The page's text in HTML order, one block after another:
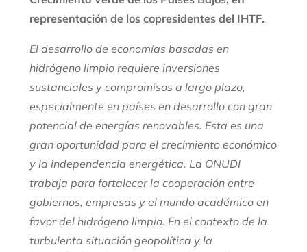
representación de los copresidentes del IHTF.
El desarrollo de economías basadas en
hidrógeno limpio requiere inversiones
sustanciales y compromisos a largo plazo,
especialmente en países en desarrollo con gran
potencial de energías renovables. Esta es una
gran oportunidad para el crecimiento económico
y la independencia energética. La ONUDI
trabaja para fortalecer la cooperación entre
gobiernos, empresas y el mundo académico en
favor del hidrógeno limpio. En el contexto de la
turbulenta situación geopolítica y la